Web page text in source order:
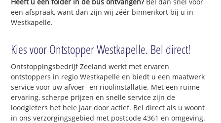
een afspraak, want dan zijn wij zéér binnenkort bij u in
Westkapelle.
Kies voor Ontstopper Westkapelle. Bel direct!
Ontstoppingsbedrijf Zeeland werkt met ervaren
ontstoppers in regio Westkapelle en biedt u een maatwerk
service voor uw afvoer- en rioolinstallatie. Met een ruime
ervaring, scherpe prijzen en snelle service zijn de
loodgieters het hele jaar door actief. Bel direct als u woont
in ons verzorgingsgebied met postcode 4361 en omgeving.